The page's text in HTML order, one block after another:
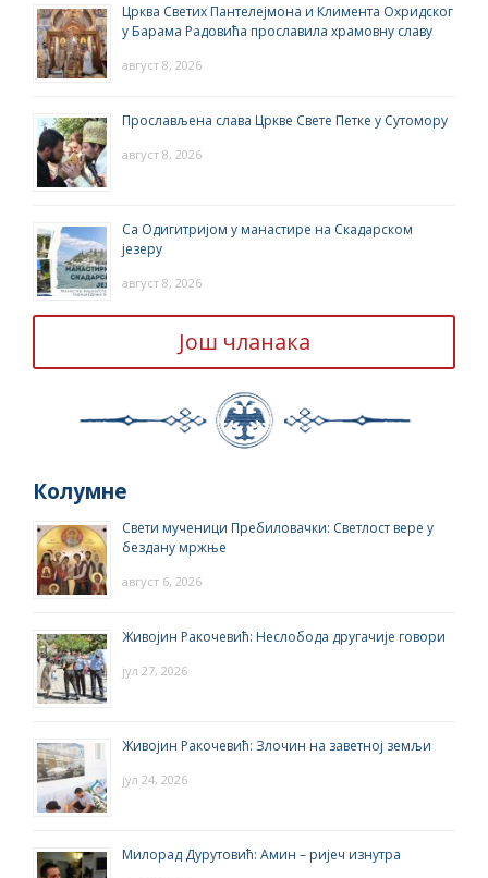
Црква Светих Пантелејмона и Климента Охридског
у Барама Радовића прославила храмовну славу
август 8, 2026
Прослављена слава Цркве Свете Петке у Сутомору
август 8, 2026
Са Одигитријом у манастире на Скадарском
језеру
август 8, 2026
Још чланака
Колумне
Свети мученици Пребиловачки: Светлост вере у
бездану мржње
август 6, 2026
Живојин Ракочевић: Неслобода другачије говори
јул 27, 2026
Живојин Ракочевић: Злочин на заветној земљи
јул 24, 2026
Милорад Дурутовић: Амин – ријеч изнутра